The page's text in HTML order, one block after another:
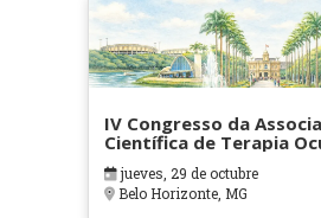
IV Congresso da
Científica de Terapia
em Contextos
Cuidados Paliativos -
jueves, 29 de octubre
Belo Horizonte, MG